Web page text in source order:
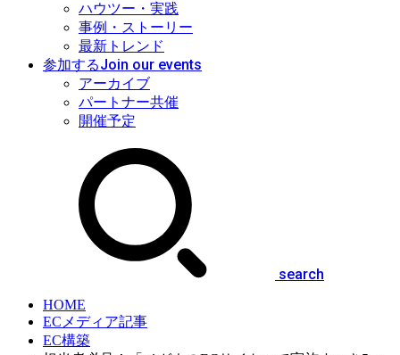
ハウツー・実践
事例・ストーリー
最新トレンド
参加するJoin our events
アーカイブ
パートナー共催
開催予定
search
HOME
ECメディア記事
EC構築